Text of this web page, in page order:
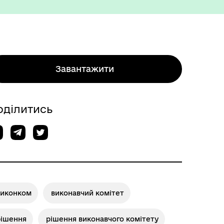
Вакансії
Завантажити
виконавчий комітет
рішення виконавчого комітету